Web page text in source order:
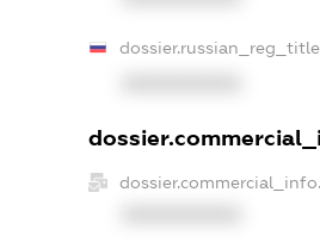
dossier.russian_reg_title